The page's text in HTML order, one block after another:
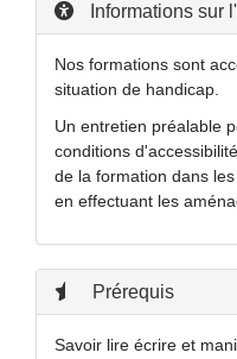
Informations sur
Nos formations sont
situation de handicap.
Un entretien préalable
conditions
de la formation dans
en effectuant les
Prérequis
Savoir lire écrire et